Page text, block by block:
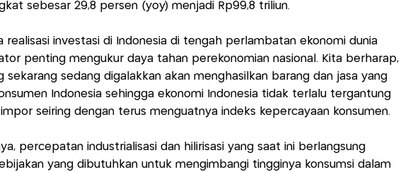
sebesar 29,8 persen (yoy) menjadi Rp99,8 triliun.
realisasi investasi di Indonesia di tengah perlambatan ekonomi dunia
penting mengukur daya tahan perekonomian nasional. Kita berharap,
sekarang sedang digalakkan akan menghasilkan barang dan jasa yang
Indonesia sehingga ekonomi Indonesia tidak terlalu tergantung
seiring dengan terus menguatnya indeks kepercayaan konsumen.
percepatan industrialisasi dan hilirisasi yang saat ini berlangsung
yang dibutuhkan untuk mengimbangi tingginya konsumsi dalam